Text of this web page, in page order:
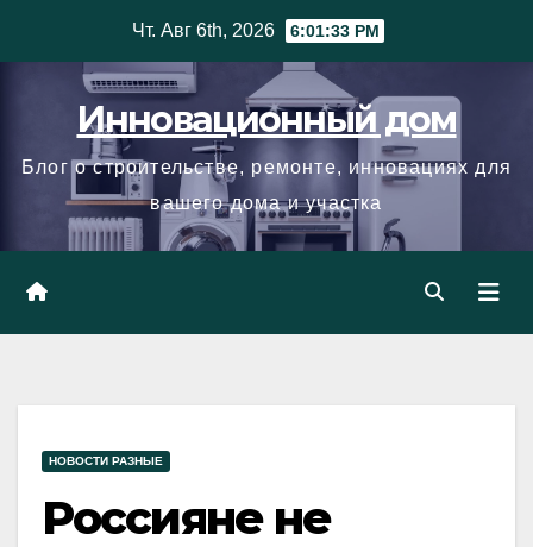
Чт. Авг 6th, 2026 6:01:34 PM
Инновационный дом
Блог о строительстве, ремонте, инновациях для
вашего дома и участка
НОВОСТИ РАЗНЫЕ
Россияне не